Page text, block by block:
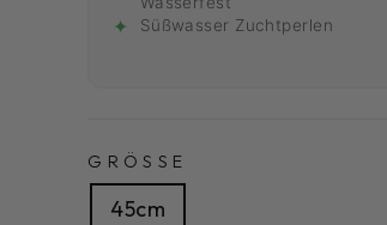
✦
Süßwasser Zuchtperlen
GRÖSSE
45cm